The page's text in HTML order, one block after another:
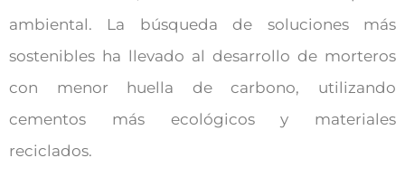
ambiental. La búsqueda de soluciones más
sostenibles ha llevado al desarrollo de morteros
con menor huella de carbono, utilizando
cementos más ecológicos y materiales
reciclados.